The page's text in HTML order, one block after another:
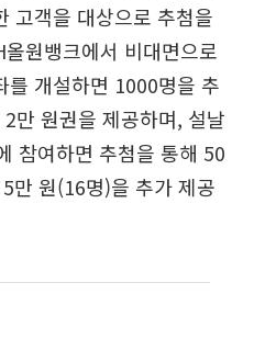
고객을 대상으로 추첨을
원뱅크에서 비대면으로
를 개설하면 1000명을 추
만 원권을 제공하며, 설날
참여하면 추첨을 통해 50
만 원(16명)을 추가 제공